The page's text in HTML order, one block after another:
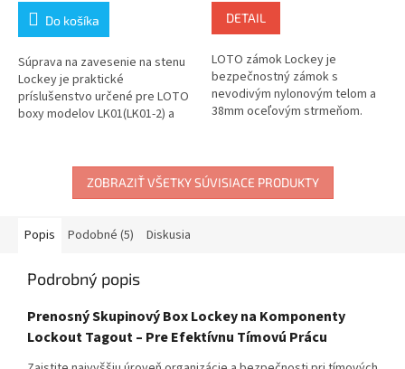
Do košíka
Súprava na zavesenie na stenu
Lockey je praktické
príslušenstvo určené pre LOTO
boxy modelov LK01(LK01-2) a
pripevnenie boxu...
DETAIL
LOTO zámok Lockey je
bezpečnostný zámok s
nevodivým nylonovým telom a
38mm oceľovým strmeňom.
pevnosťou a je navrhnutý na...
ZOBRAZIŤ VŠETKY SÚVISIACE PRODUKTY
Popis Podobné (5) Diskusia
Podrobný popis
Prenosný Skupinový Box Lockey na Komponenty
Lockout Tagout – Pre Efektívnu Tímovú Prácu